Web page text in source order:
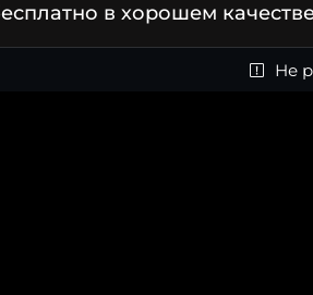
в хорошем
Не